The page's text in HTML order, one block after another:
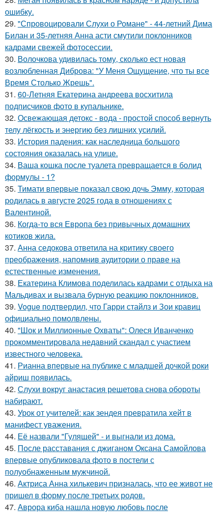
ошибку.
29. "Спровоцировали Слухи о Романе" - 44-летний Дима
Билан и 35-летняя Анна асти смутили поклонников
кадрами свежей фотосессии.
30. Волочкова удивилась тому, сколько ест новая
возлюбленная Диброва: "У Меня Ощущение, что ты все
Время Столько Жрешь".
31. 60-Летняя Екатерина андреева восхитила
подписчиков фото в купальнике.
32. Освежающая детокс - вода - простой способ вернуть
телу лёгкость и энергию без лишних усилий.
33. История падения: как наследница большого
состояния оказалась на улице.
34. Ваша кошка после туалета превращается в болид
формулы - 1?
35. Тимати впервые показал свою дочь Эмму, которая
родилась в августе 2025 года в отношениях с
Валентиной.
36. Когда-то вся Европа без привычных домашних
котиков жила.
37. Анна седокова ответила на критику своего
преображения, напомнив аудитории о праве на
естественные изменения.
38. Екатерина Климова поделилась кадрами с отдыха на
Мальдивах и вызвала бурную реакцию поклонников.
39. Vogue подтвердил, что Гарри стайлз и Зои кравиц
официально помолвлены.
40. "Шок и Миллионные Охваты": Олеся Иванченко
прокомментировала недавний скандал с участием
известного человека.
41. Рианна впервые на публике с младшей дочкой роки
айриш появилась.
42. Слухи вокруг анастасия решетова снова обороты
набирают.
43. Урок от учителей: как зендея превратила хейт в
манифест уважения.
44. Её назвали "Гулящей" - и выгнали из дома.
45. После расставания с джиганом Оксана Самойлова
впервые опубликовала фото в постели с
полуобнаженным мужчиной.
46. Актриса Анна хилькевич призналась, что ее живот не
пришел в форму после третьих родов.
47. Аврора киба нашла новую любовь после